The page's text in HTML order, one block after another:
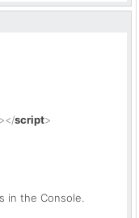
></script>
in the Console.